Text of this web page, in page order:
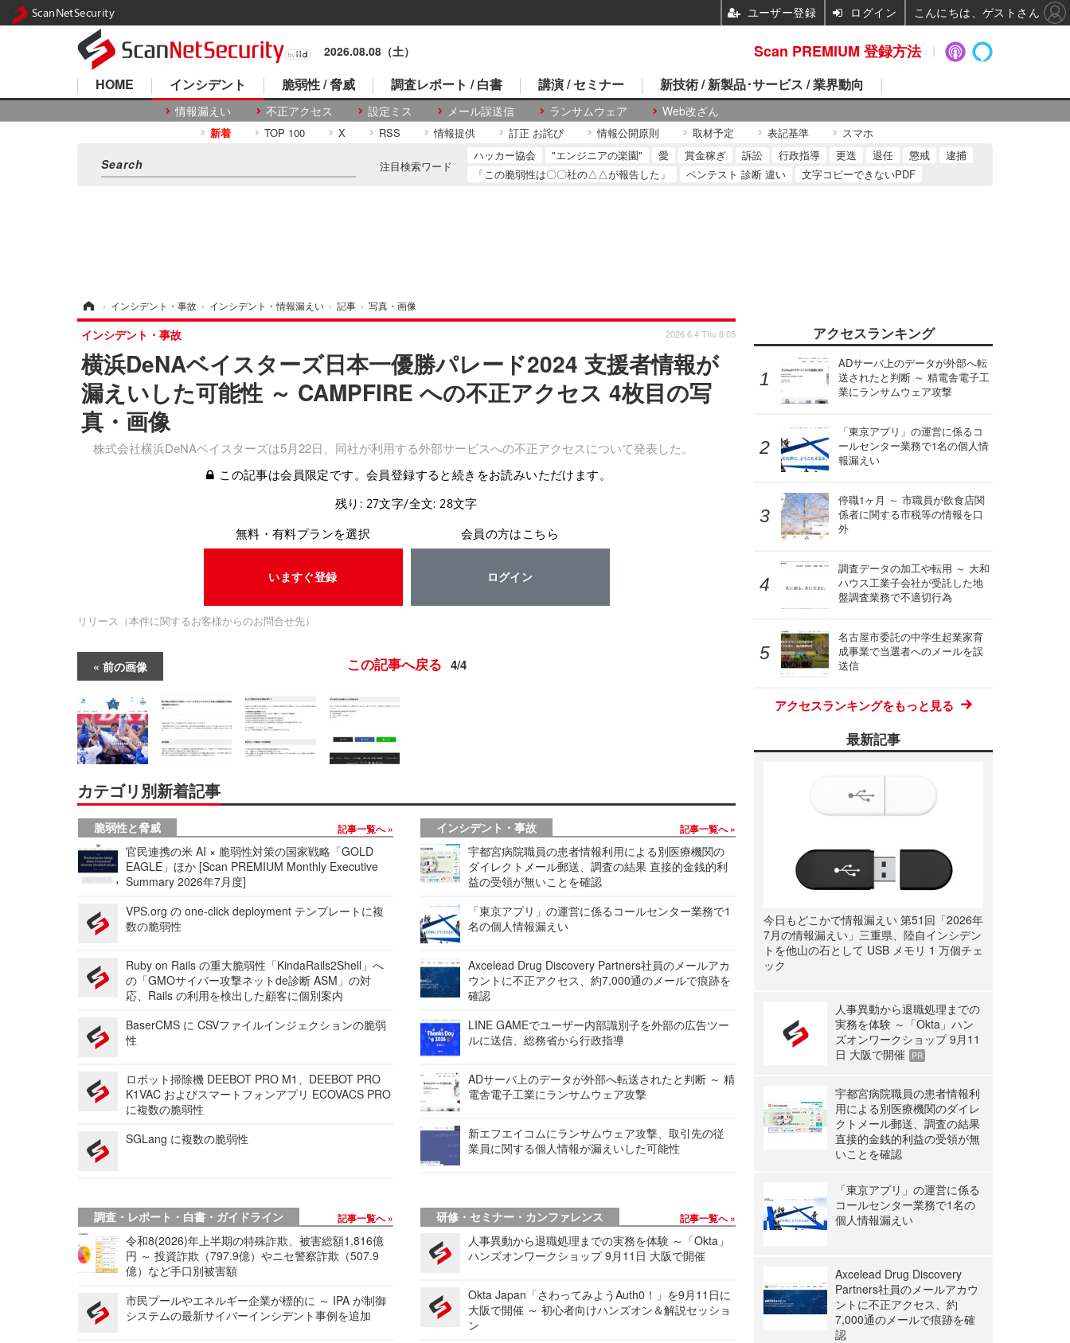
2026.08.08（土）
HOME インシデント
情報漏えい 不正アクセス 設定ミス メール誤送信 ランサムウェア Web改ざん
脆弱性 / 脅威 調査レポート / 白書 講演 / セミナー 新技術 / 新製品･サービス / 業界動向
新着 TOP 100 X RSS 情報提供 訂正 お詫び 情報公開原則 取材予定 表記基準 スマホ
注目検索ワード
ハッカー協会 "エンジニアの楽園" 愛 賞金稼ぎ 訴訟 行政指導 更迭 退任 懲戒
逮捕
「この脆弱性は〇〇社の△△が報告した」
ペンテスト 診断 違い 文字コピーできないPDF
› インシデント・事故 › インシデント・情報漏えい › 記事 › 写真・画像
横浜DeNAベイスターズ日本一優勝パレード2024 支援者情報が
漏えいした可能性 ～ CAMPFIRE への不正アクセス 4枚目の写
真・画像
株式会社横浜DeNAベイスターズは5月22日、同社が利用する外部サービスへの不正アクセスについて発表した。
インシデント・事故 2026.6.4 Thu 8:05
この記事は会員限定です。会員登録すると続きをお読みいただけます。
残り: 27文字/全文: 28文字
無料・有料プランを選択
いますぐ登録
会員の方はこちら
ログイン
リリース（本件に関するお客様からのお問合せ先）
前の画像 この記事へ戻る 4/4
カテゴリ別新着記事
脆弱性と脅威 記事一覧へ
官民連携の米 AI × 脆弱性対策の国家戦略「GOLD
EAGLE」ほか [Scan PREMIUM Monthly Executive
Summary 2026年7月度]
VPS.org の one-click deployment テンプレートに複
数の脆弱性
Ruby on Rails の重大脆弱性「KindaRails2Shell」へ
の「GMOサイバー攻撃ネットde診断 ASM」の対
応、Rails の利用を検出した顧客に個別案内
BaserCMS に CSVファイルインジェクションの脆弱
性
ロボット掃除機 DEEBOT PRO M1、DEEBOT PRO
K1VAC およびスマートフォンアプリ ECOVACS PRO
に複数の脆弱性
SGLang に複数の脆弱性
インシデント・事故 記事一覧へ
宇都宮病院職員の患者情報利用による別医療機関の
ダイレクトメール郵送、調査の結果 直接的金銭的利
益の受領が無いことを確認
「東京アプリ」の運営に係るコールセンター業務で1
名の個人情報漏えい
Axcelead Drug Discovery Partners社員のメールアカ
ウントに不正アクセス、約7,000通のメールで痕跡を
確認
LINE GAMEでユーザー内部識別子を外部の広告ツー
ルに送信、総務省から行政指導
ADサーバ上のデータが外部へ転送されたと判断 ～ 精
電舎電子工業にランサムウェア攻撃
新エフエイコムにランサムウェア攻撃、取引先の従
業員に関する個人情報が漏えいした可能性
調査・レポート・白書・ガイドライン 記事一覧へ
令和8(2026)年上半期の特殊詐欺、被害総額1,816億
円 ～ 投資詐欺（797.9億）やニセ警察詐欺（507.9
億）など手口別被害額
市民プールやエネルギー企業が標的に ～ IPA が制御
システムの最新サイバーインシデント事例を追加
研修・セミナー・カンファレンス 記事一覧へ
人事異動から退職処理までの実務を体験 ～「Okta」
ハンズオンワークショップ 9月11日 大阪で開催
Okta Japan「さわってみようAuth0！」を9月11日に
大阪で開催 ～ 初心者向けハンズオン＆解説セッショ
ン
アクセスランキング
ADサーバ上のデータが外部へ転
送されたと判断 ～ 精電舎電子工
業にランサムウェア攻撃
「東京アプリ」の運営に係るコ
ールセンター業務で1名の個人情
報漏えい
停職1ヶ月 ～ 市職員が飲食店関
係者に関する市税等の情報を口
外
調査データの加工や転用 ～ 大和
ハウス工業子会社が受託した地
盤調査業務で不適切行為
名古屋市委託の中学⽣起業家育
成事業で当選者へのメールを誤
送信
アクセスランキングをもっと見る
最新記事
今日もどこかで情報漏えい 第51回「2026年
7月の情報漏えい」三重県、陸自インシデン
トを他山の石として USB メモリ 1 万個チェ
ック
人事異動から退職処理までの
実務を体験 ～「Okta」ハン
ズオンワークショップ 9月11
日 大阪で開催
PR
宇都宮病院職員の患者情報利
用による別医療機関のダイレ
クトメール郵送、調査の結果
直接的金銭的利益の受領が無
いことを確認
「東京アプリ」の運営に係る
コールセンター業務で1名の
個人情報漏えい
Axcelead Drug Discovery
Partners社員のメールアカウ
ントに不正アクセス、約
7,000通のメールで痕跡を確
認
Scan PREMIUM 登録方法
ScanNetSecurity ユーザー登録 ログイン こんにちは、ゲストさん